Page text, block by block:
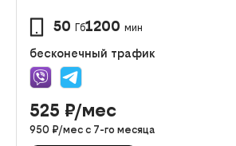
50 Гб1200 мин
бесконечный трафик
525 ₽/мес
950 ₽/мес с 7-го месяца